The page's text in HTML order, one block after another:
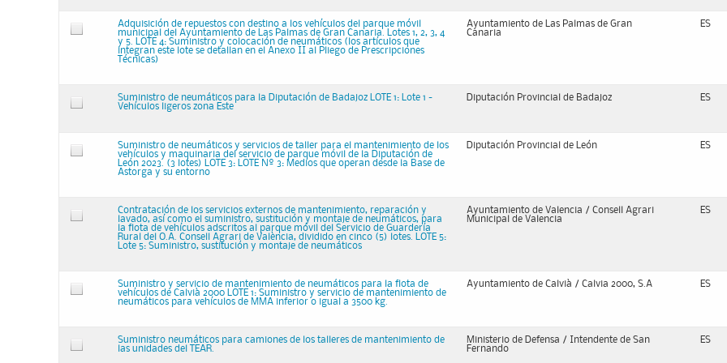
Adquisición de repuestos con destino a los vehículos del parque móvil
municipal del Ayuntamiento de Las Palmas de Gran Canaria. Lotes 1, 2, 3, 4
y 5. LOTE 4: Suministro y colocación de neumáticos (los artículos que
integran este lote se detallan en el Anexo II al Pliego de Prescripciones
Técnicas)
Ayuntamiento de Las Palmas de Gran
Canaria
ES
Suministro de neumáticos para la Diputación de Badajoz LOTE 1: Lote 1 -
Vehículos ligeros zona Este
Diputación Provincial de Badajoz ES
Suministro de neumáticos y servicios de taller para el mantenimiento de los
vehículos y maquinaria del servicio de parque móvil de la Diputación de
León 2023. (3 lotes) LOTE 3: LOTE Nº 3: Medios que operan desde la Base de
Astorga y su entorno
Diputación Provincial de León ES
Contratación de los servicios externos de mantenimiento, reparación y
lavado, así como el suministro, sustitución y montaje de neumáticos, para
la flota de vehículos adscritos al parque móvil del Servicio de Guardería
Rural del O.A. Consell Agrari de València, dividido en cinco (5) lotes. LOTE 5:
Lote 5: Suministro, sustitución y montaje de neumáticos
Ayuntamiento de Valencia / Consell Agrari
Municipal de Valencia
ES
Suministro y servicio de mantenimiento de neumáticos para la flota de
vehículos de Calvià 2000 LOTE 1: Suministro y servicio de mantenimiento de
neumáticos para vehículos de MMA inferior o igual a 3500 kg.
Ayuntamiento de Calvià / Calvia 2000, S.A ES
Suministro neumáticos para camiones de los talleres de mantenimiento de
las unidades del TEAR.
Ministerio de Defensa / Intendente de San
Fernando
ES